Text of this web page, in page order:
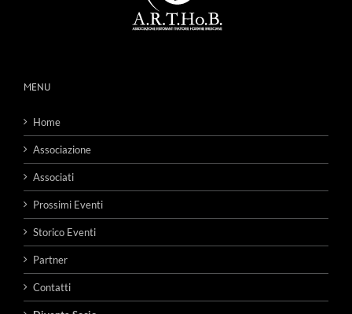
MENU
Home
Associazione
Associati
Prossimi Eventi
Storico Eventi
Partner
Contatti